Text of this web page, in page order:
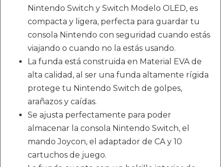
Nintendo Switch y Switch Modelo OLED, es
compacta y ligera, perfecta para guardar tu
consola Nintendo con seguridad cuando estás
viajando o cuando no la estás usando.
La funda está construida en Material EVA de
alta calidad, al ser una funda altamente rígida
protege tu Nintendo Switch de golpes,
arañazos y caídas.
Se ajusta perfectamente para poder
almacenar la consola Nintendo Switch, el
mando Joycon, el adaptador de CA y 10
cartuchos de juego.